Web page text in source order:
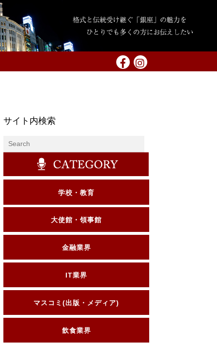
サイト内検索
学校・教育
大使館・領事館
金融業界
IT業界
マスコミ(出版・メディア)
飲食業界